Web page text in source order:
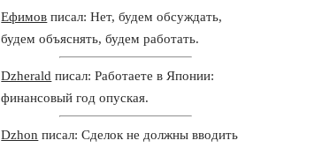
Ефимов писал: Нет, будем обсуждать,
будем объяснять, будем работать.
Dzherald писал: Работаете в Японии:
финансовый год опуская.
Dzhon писал: Сделок не должны вводить